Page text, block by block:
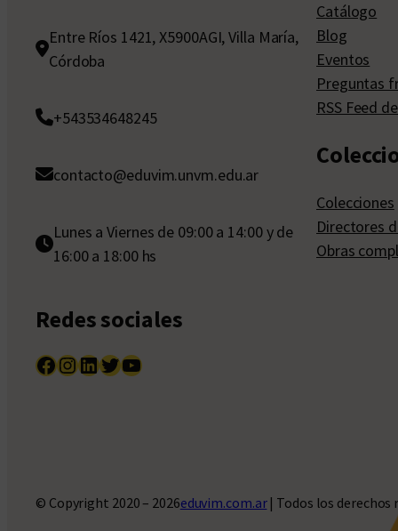
Entre Ríos 1421, X5900AGI, Villa María,
Córdoba
+543534648245
contacto@eduvim.unvm.edu.ar
Lunes a Viernes de 09:00 a 14:00 y de
16:00 a 18:00 hs
Redes sociales
Facebook InstagramLinkedIn Twitter YouTube
Catálogo
Blog
Eventos
Preguntas
RSS Feed
Colecciones
Directores
Obras
© Copyright 2020 – 2026eduvim.com.ar| Todos los derechos